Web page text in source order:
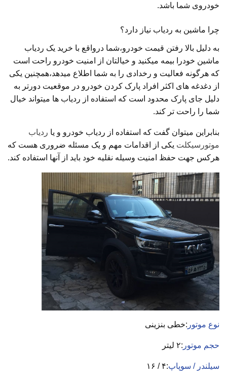
خودروی شما باشد.
چرا ماشین به ردیاب نیاز دارد؟
به دلیل بالا رفتن قیمت خودرو،شما درواقع با خرید یک ردیاب
ماشین خودرا بیمه میکنید و خیالتان از امنیت خودرو راحت است
که هرگونه فعالیت و رخدادی را به شما اطلاع میدهد،همچنین یکی
از دغدغه های اکثر افراد پارک کردن خودرو در موقعیت دورتر به
دلیل جای پارک محدود است که استفاده از ردیاب ها میتواند خیال
شما را راحت تر کند.
بنابراین میتوان گفت که استفاده از ردیاب خودرو و یا ردیاب
موتورسیکلت یکی از اقدامات مهم و یک مسئله ضروری هست که
هرکس جهت حفظ امنیت وسیله نقلیه خود باید از آنها استفاده کند.
نوع موتور :خطی بنزینی
حجم موتور :۲ لیتر
سیلندر / سوپاپ:۴ / ۱۶